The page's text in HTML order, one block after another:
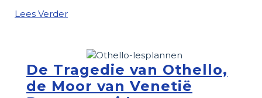
Lees Verder
De Tragedie van Othello,
de Moor van Venetië